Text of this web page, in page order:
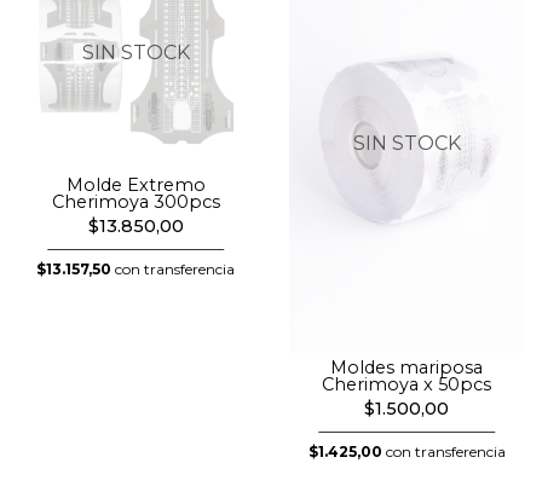
SIN STOCK
Molde Extremo
Cherimoya 300pcs
$13.850,00
$13.157,50 con transferencia
SIN STOCK
Moldes mariposa
Cherimoya x 50pcs
$1.500,00
$1.425,00 con transferencia